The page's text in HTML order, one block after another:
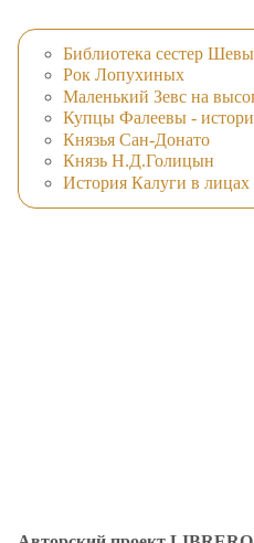
Библиотека сестер
Рок Лопухиных
Маленький Зевс на
Купцы Фалеевы -
Князья Сан-Донато
Князь Н.Д.Голицын
История Калуги в